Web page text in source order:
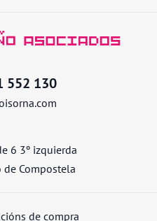
552 130
6 3º izquierda
Compostela
de compra